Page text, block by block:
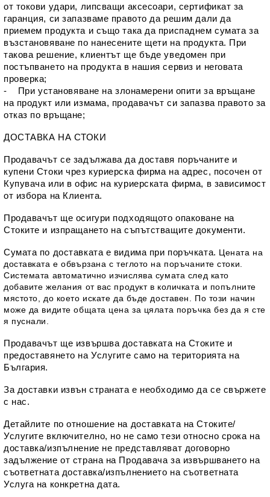
от токови удари, липсващи аксесоари, сертификат за
гаранция, си запазваме правото да решим дали да
приемем продукта и също така да приспаднем сумата за
възстановяване по нанесените щети на продукта. При
такова решение, клиентът ще бъде уведомен при
постъпването на продукта в нашия сервиз и неговата
проверка;
-    При установяване на злонамерени опити за връщане
на продукт или измама, продавачът си запазва правото за
отказ по връщане;
ДОСТАВКА НА СТОКИ
Продавачът се задължава да доставя поръчаните и
купени Стоки чрез куриерска фирма на адрес, посочен от
Купувача или в офис на куриерската фирма, в зависимост
от избора на Клиента.
Продавачът ще осигури подходящото опаковане на
Стоките и изпращането на съпътстващите документи.
Сумата по доставката е видима при поръчката. Цената на
доставката е обвързана с теглото на поръчаните стоки.
Системата автоматично изчислява сумата след като
добавите желания от вас продукт в количката и попълните
мястото, до което искате да бъде доставен. По този начин
може да видите общата цена за цялата поръчка без да я сте
я пуснали.
Продавачът ще извършва доставката на Стоките и
предоставянето на Услугите само на територията на
България.
За доставки извън страната е необходимо да се свържете
с нас.
Детайлите по отношение на доставката на Стоките/
Услугите включително, но не само тези относно срока на
доставка/изпълнение не представляват договорно
задължение от страна на Продавача за извършването на
съответната доставка/изпълнението на съответната
Услуга на конкретна дата.